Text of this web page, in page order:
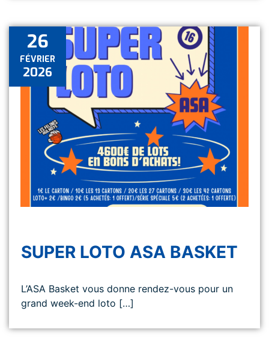
26
FÉVRIER
2026
SUPER LOTO ASA BASKET
L’ASA Basket vous donne rendez-vous pour un
grand week-end loto […]